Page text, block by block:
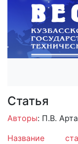
Статья
Авторы: П.В.
Название